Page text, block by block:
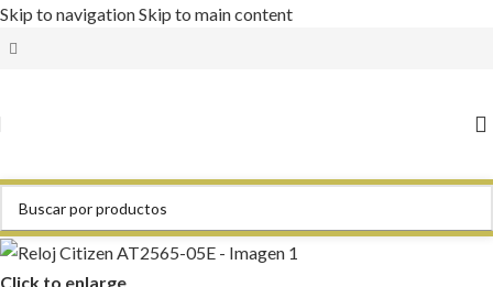
Skip to navigationSkip to main content
Click to enlarge